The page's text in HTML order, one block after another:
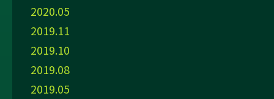
2020.05
2019.11
2019.10
2019.08
2019.05